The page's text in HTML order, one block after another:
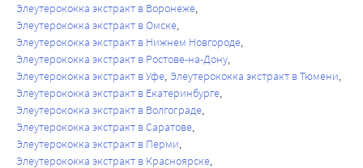
Элеутерококка экстракт в Воронеже
Элеутерококка экстракт в Омске
Элеутерококка экстракт в Нижнем Новгороде
Элеутерококка экстракт в Ростове-на-Дону
Элеутерококка экстракт в Уфе Элеутерококка экстракт в Тюмени
Элеутерококка экстракт в Екатеринбурге
Элеутерококка экстракт в Волгограде
Элеутерококка экстракт в Саратове
Элеутерококка экстракт в Перми
Элеутерококка экстракт в Красноярске